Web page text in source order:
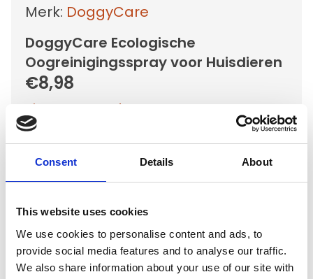
Consent Details About
This website uses cookies
We use cookies to personalise content and ads, to
provide social media features and to analyse our traffic.
We also share information about your use of our site with
Merk: DoggyCare
DoggyCare Ecologische
Oogreinigingsspray voor Huisdieren
€8,98
Niet op voorraad
Voor 15.00 uur besteld dezelfde werkdag
verzonden
Gratis verzending vanaf €50,-
In winkelwagen